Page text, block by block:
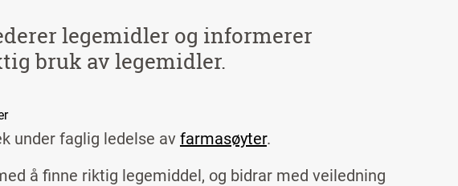
legemidler og informerer
bruk av legemidler.
under faglig ledelse av farmasøyter.
å finne riktig legemiddel, og bidrar med veiledning